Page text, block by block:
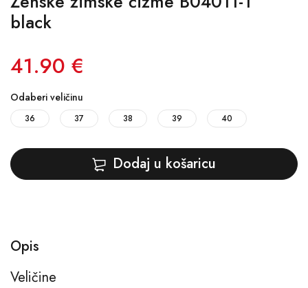
black
41.90 €
Odaberi veličinu
36 37 38 39 40
Dodaj u košaricu
Opis
Veličine